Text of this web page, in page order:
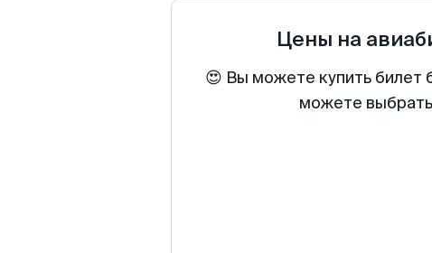
Цены на
😍 Вы можете купить билет
можете